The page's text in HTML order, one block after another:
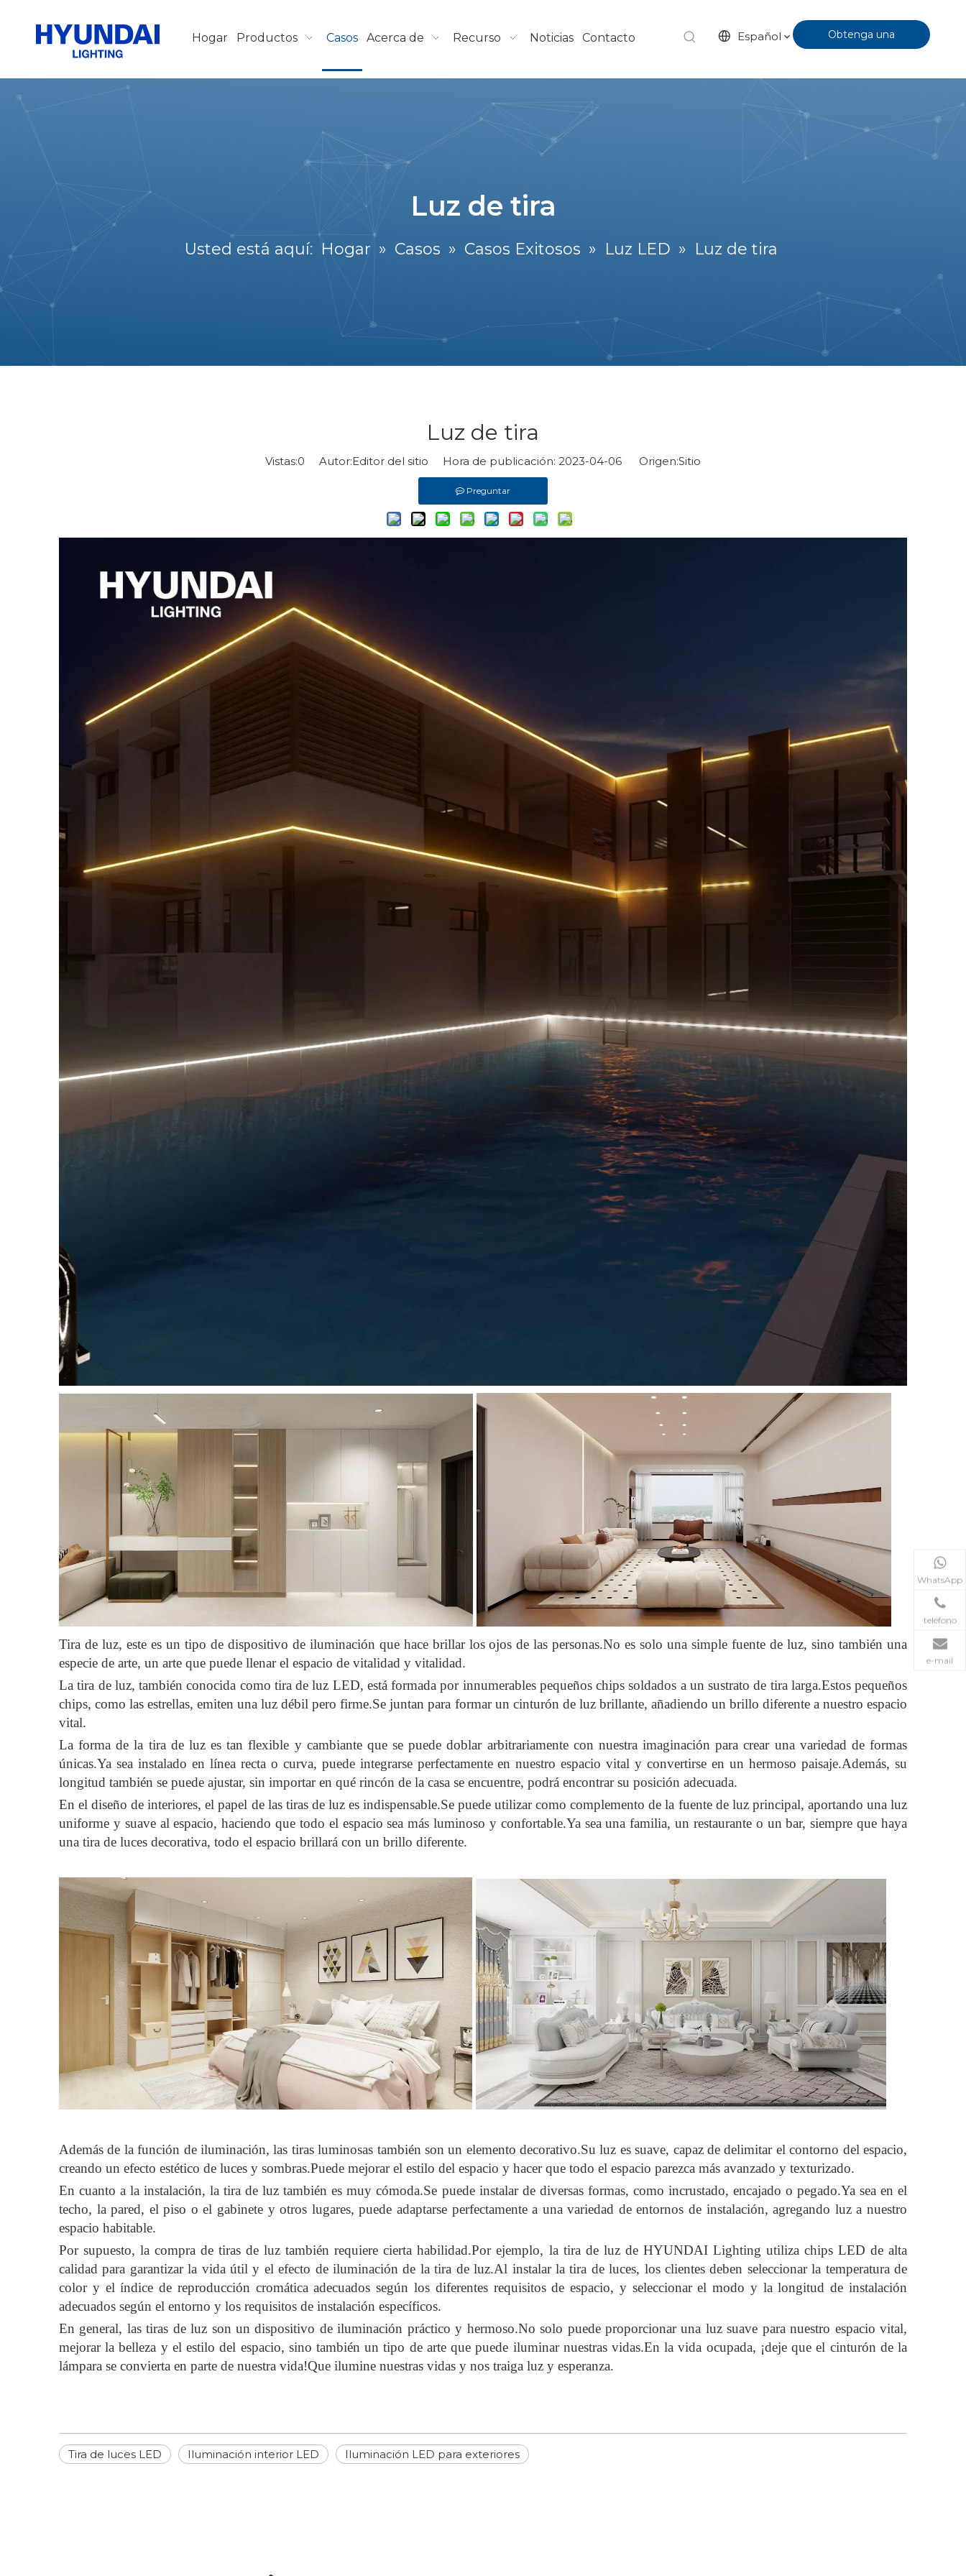
Hogar Productos Casos Acerca de Recurso Noticias Contacto Español Obtenga una
Luz de tira
Usted está aquí: Hogar » Casos » Casos Exitosos » Luz LED » Luz de tira
Luz de tira
Vistas:0 Autor:Editor del sitio Hora de publicación: 2023-04-06 Origen:Sitio
Preguntar
Tira de luz, este es un tipo de dispositivo de iluminación que hace brillar los ojos de las personas.No es solo una simple fuente de luz, sino también una
especie de arte, un arte que puede llenar el espacio de vitalidad y vitalidad.
La tira de luz, también conocida como tira de luz LED, está formada por innumerables pequeños chips soldados a un sustrato de tira larga.Estos pequeños
chips, como las estrellas, emiten una luz débil pero firme.Se juntan para formar un cinturón de luz brillante, añadiendo un brillo diferente a nuestro espacio
vital.
La forma de la tira de luz es tan flexible y cambiante que se puede doblar arbitrariamente con nuestra imaginación para crear una variedad de formas
únicas.Ya sea instalado en línea recta o curva, puede integrarse perfectamente en nuestro espacio vital y convertirse en un hermoso paisaje.Además, su
longitud también se puede ajustar, sin importar en qué rincón de la casa se encuentre, podrá encontrar su posición adecuada.
En el diseño de interiores, el papel de las tiras de luz es indispensable.Se puede utilizar como complemento de la fuente de luz principal, aportando una luz
uniforme y suave al espacio, haciendo que todo el espacio sea más luminoso y confortable.Ya sea una familia, un restaurante o un bar, siempre que haya
una tira de luces decorativa, todo el espacio brillará con un brillo diferente.
Además de la función de iluminación, las tiras luminosas también son un elemento decorativo.Su luz es suave, capaz de delimitar el contorno del espacio,
creando un efecto estético de luces y sombras.Puede mejorar el estilo del espacio y hacer que todo el espacio parezca más avanzado y texturizado.
En cuanto a la instalación, la tira de luz también es muy cómoda.Se puede instalar de diversas formas, como incrustado, encajado o pegado.Ya sea en el
techo, la pared, el piso o el gabinete y otros lugares, puede adaptarse perfectamente a una variedad de entornos de instalación, agregando luz a nuestro
espacio habitable.
Por supuesto, la compra de tiras de luz también requiere cierta habilidad.Por ejemplo, la tira de luz de HYUNDAI Lighting utiliza chips LED de alta
calidad para garantizar la vida útil y el efecto de iluminación de la tira de luz.Al instalar la tira de luces, los clientes deben seleccionar la temperatura de
color y el índice de reproducción cromática adecuados según los diferentes requisitos de espacio, y seleccionar el modo y la longitud de instalación
adecuados según el entorno y los requisitos de instalación específicos.
En general, las tiras de luz son un dispositivo de iluminación práctico y hermoso.No solo puede proporcionar una luz suave para nuestro espacio vital,
mejorar la belleza y el estilo del espacio, sino también un tipo de arte que puede iluminar nuestras vidas.En la vida ocupada, ¡deje que el cinturón de la
lámpara se convierta en parte de nuestra vida!Que ilumine nuestras vidas y nos traiga luz y esperanza.
Tira de luces LED Iluminación interior LED Iluminación LED para exteriores
WhatsApp
teléfono
e-mail